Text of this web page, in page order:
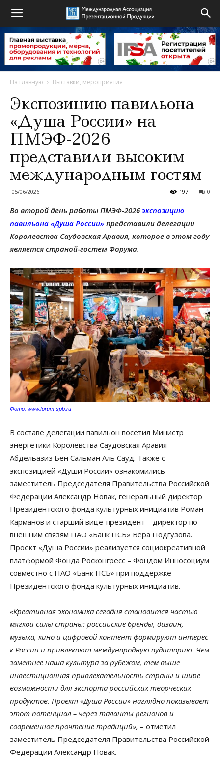
На главную Выставки, мероприятия
Экспозицию павильона
«Душа России» на
ПМЭФ-2026
представили высоким
международным гостям
05/06/2026 0
197
Во второй день работы ПМЭФ-2026экспозицию
павильона «Душа России» представили делегации
Королевства Саудовская Аравия, которое в этом году
является страной-гостем Форума.
Фото: www.forum-spb.ru
В составе делегации павильон посетил Министр
энергетики Королевства Саудовская Аравия
Абдельазиз Бен Сальман Аль Сауд. Также с
экспозицией «Души России» ознакомились
заместитель Председателя Правительства Российской
Федерации Александр Новак, генеральный директор
Президентского фонда культурных инициатив Роман
Карманов и старший вице-президент – директор по
внешним связям ПАО «Банк ПСБ» Вера Подгузова.
Проект «Душа России» реализуется социокреативной
платформой Фонда Росконгресс – Фондом Инносоциум
совместно с ПАО «Банк ПСБ» при поддержке
Президентского фонда культурных инициатив.
«Креативная экономика сегодня становится частью
мягкой силы страны: российские бренды, дизайн,
музыка, кино и цифровой контент формируют интерес
к России и привлекают международную аудиторию. Чем
заметнее наша культура за рубежом, тем выше
инвестиционная привлекательность страны и шире
возможности для экспорта российских творческих
продуктов. Проект «Душа России» наглядно показывает
этот потенциал – через таланты регионов и
современное прочтение традиций», – отметил
заместитель Председателя Правительства Российской
Федерации Александр Новак.